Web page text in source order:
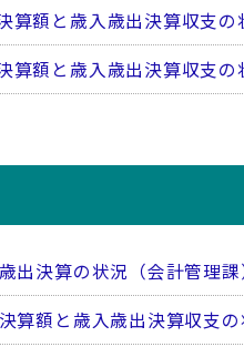
額と歳入歳出決算収支の
額と歳入歳出決算収支の
決算の状況（会計管理課
額と歳入歳出決算収支の